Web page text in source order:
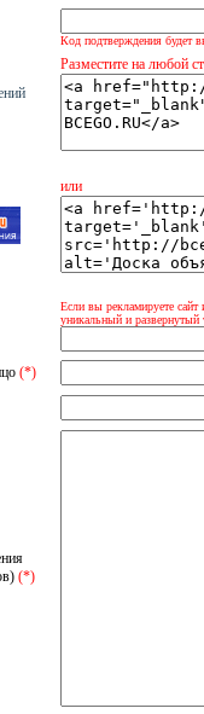
Код подтверждения будет
Разместите на любой
или
Если вы рекламируете сайт
уникальный и развернутый
(*)
(*)